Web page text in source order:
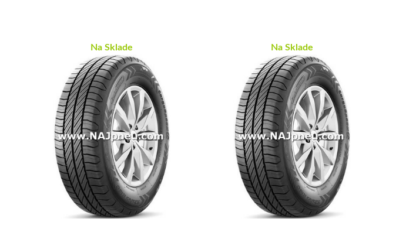
Na Sklade Na Sklade